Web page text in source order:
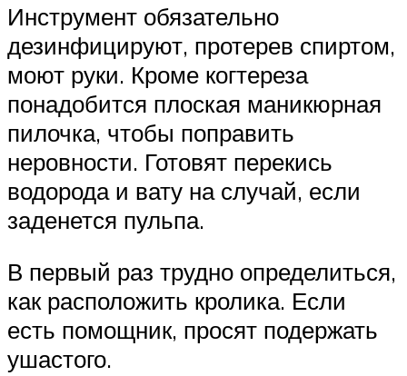
Инструмент обязательно
дезинфицируют, протерев спиртом,
моют руки. Кроме когтереза
понадобится плоская маникюрная
пилочка, чтобы поправить
неровности. Готовят перекись
водорода и вату на случай, если
заденется пульпа.
В первый раз трудно определиться,
как расположить кролика. Если
есть помощник, просят подержать
ушастого.